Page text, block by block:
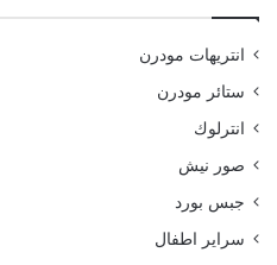
انتريهات مودرن
ستائر مودرن
انترلوك
صور نيش
جبس بورد
سراير اطفال